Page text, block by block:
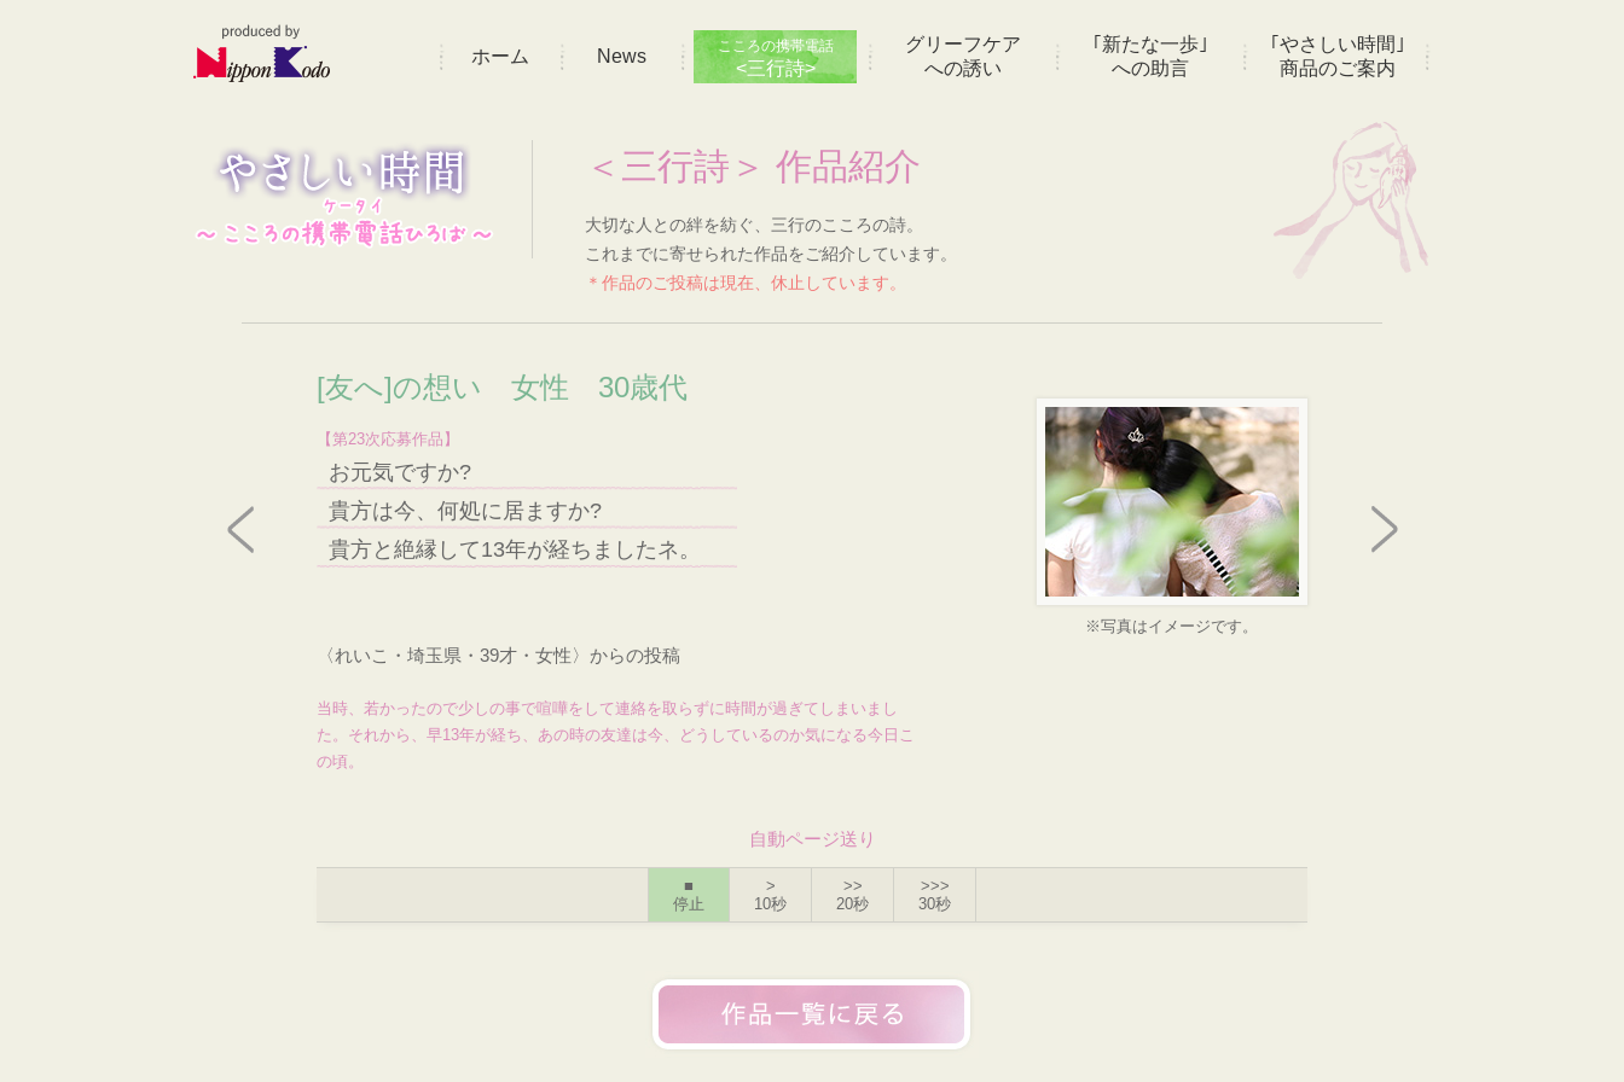
ホーム News こころの携帯電話
<三行詩>
グリーフケア
への誘い
｢新たな一歩｣
への助言
｢やさしい時間｣
商品のご案内
＜三行詩＞ 作品紹介
大切な人との絆を紡ぐ、三行のこころの詩。
これまでに寄せられた作品をご紹介しています。
＊作品のご投稿は現在、休止しています。
[友へ]の想い 女性 30歳代
【第23次応募作品】
お元気ですか?
貴方は今、何処に居ますか?
貴方と絶縁して13年が経ちましたネ。
※写真はイメージです。
〈れいこ・埼玉県・39才・女性〉からの投稿
当時、若かったので少しの事で喧嘩をして連絡を取らずに時間が過ぎてしまいまし
た。それから、早13年が経ち、あの時の友達は今、どうしているのか気になる今日こ
の頃。
自動ページ送り
■
停止
>
10秒
>>
20秒
>>>
30秒